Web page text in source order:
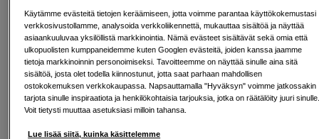
Avausmaksu 5 EUR, laskutusmaksu 0 EUR/kk lisäksi
Lainaaminen maksaa! Jos et pysty maksamaan velkaa ajoissa, saatat
saada maksuhäiriömerkinnän. Se voi vaikeuttaa asunnon vuokraamista,
liittymien tekemistä ja uusien lainojen saamista. Apua saat kuntasi talous- ja
velkaneuvonnasta. Yhteystiedot löydät sivulta kkv.fi (avautuu uuteen
välilehteen)
Käytämme evästeitä tietojen keräämiseen, jotta voimme parantaa käyttökokemustasi
verkkosivustollamme, analysoida verkkoliikennettä, mukauttaa sisältöä ja näyttää
asiaankuuluvaa yksilöllistä markkinointia. Nämä evästeet sisältävät sekä omia että
ulkopuolisten kumppaneidemme kuten Googlen evästeitä, joiden kanssa jaamme
tietoja markkinoinnin personoimiseksi. Tavoitteemme on näyttää sinulle aina sitä
sisältöä, josta olet todella kiinnostunut, jotta saat parhaan mahdollisen
ostokokemuksen verkkokaupassa. Napsauttamalla "Hyväksyn" voimme jatkossakin
tarjota sinulle inspiraatiota ja henkilökohtaisia tarjouksia, jotka on räätälöity juuri
Voit tietysti muuttaa asetuksiasi milloin tahansa.
Lue lisää siitä, kuinka käsittelemme